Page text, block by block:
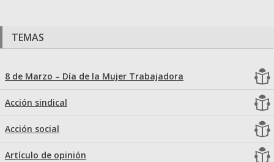
TEMAS
8 de Marzo – Día de la Mujer Trabajadora
Acción sindical
Acción social
Artículo de opinión